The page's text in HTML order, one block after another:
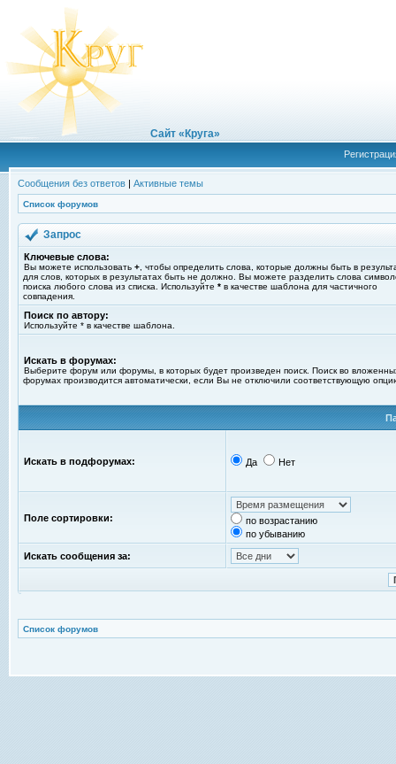
Сайт «Круга»
Сообщения без ответов | Активные темы
Список форумов
Запрос
Ключевые слова:
Вы можете использовать + , чтобы определить слова, которые должны быть в
для слов, которых в результатах быть не должно. Вы можете разделить слова
поиска любого слова из списка. Используйте * в качестве шаблона для частичного
совпадения.
Поиск по автору:
Используйте * в качестве шаблона.
Искать в форумах:
Выберите форум или форумы, в которых будет произведен поиск. Поиск во
форумах производится автоматически, если Вы не отключили соответствующую
Искать в подфорумах: Да Нет
Поле сортировки:
по возрастанию
по убыванию
Искать сообщения за:
Список форумов